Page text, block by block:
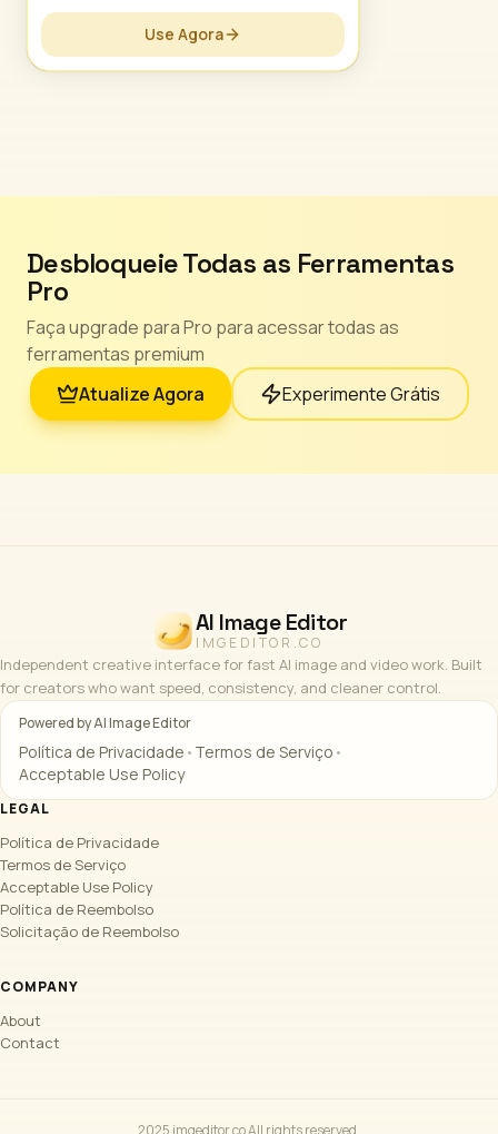
Use Agora
Desbloqueie Todas as Ferramentas
Pro
Faça upgrade para Pro para acessar todas as
ferramentas premium
Atualize Agora
Experimente Grátis
AI Image Editor
IMGEDITOR.CO
Independent creative interface for fast AI image and video work. Built
for creators who want speed, consistency, and cleaner control.
Powered by AI Image Editor
Política de Privacidade • Termos de Serviço •
Acceptable Use Policy
LEGAL
Política de Privacidade
Termos de Serviço
Acceptable Use Policy
Política de Reembolso
Solicitação de Reembolso
COMPANY
About
Contact
2025 imgeditor.co All rights reserved.